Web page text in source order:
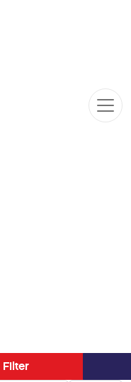
Filter